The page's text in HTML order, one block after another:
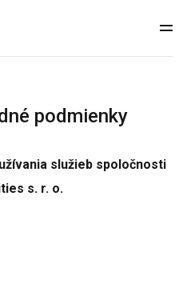
podmienky
služieb spoločnosti
s. r. o.